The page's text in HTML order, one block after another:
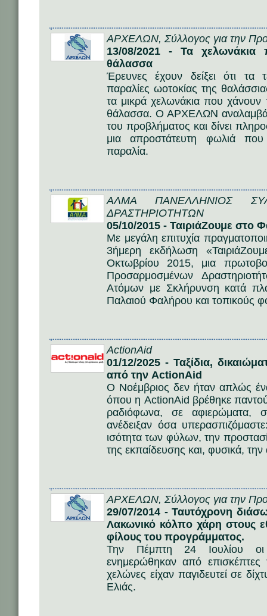
ΑΡΧΕΛΩΝ, Σύλλογος για την
13/08/2021 - Τα
θάλασσα
Έρευνες έχουν δείξει ότι
παραλίες ωοτοκίας της
τα μικρά χελωνάκια που
θάλασσα. Ο ΑΡΧΕΛΩΝ
του προβλήματος και δίνει
μια απροστάτευτη φωλιά
παραλία.
ΑΛΜΑ ΠΑΝΕΛΛΗΝΙΟΣ
ΔΡΑΣΤΗΡΙΟΤΗΤΩΝ
05/10/2015 - ΤαιριάΖουμε στο
Με μεγάλη επιτυχία
3ήμερη εκδήλωση
Οκτωβρίου 2015, μια
Προσαρμοσμένων
Ατόμων με Σκλήρυνση κατά
Παλαιού Φαλήρου και τοπικούς
ActionAid
01/12/2025 - Ταξίδια,
από την ActionAid
Ο Νοέμβριος δεν ήταν απλώς
όπου η ActionAid βρέθηκε
ραδιόφωνα, σε αφιερώματα,
ανέδειξαν όσα
ισότητα των φύλων, την
της εκπαίδευσης και, φυσικά,
ΑΡΧΕΛΩΝ, Σύλλογος για την
29/07/2014 - Ταυτόχρονη
Λακωνικό κόλπο χάρη στους
φίλους του προγράμματος.
Την Πέμπτη 24 Ιουλίου οι
ενημερώθηκαν από
χελώνες είχαν παγιδευτεί σε
Ελιάς.